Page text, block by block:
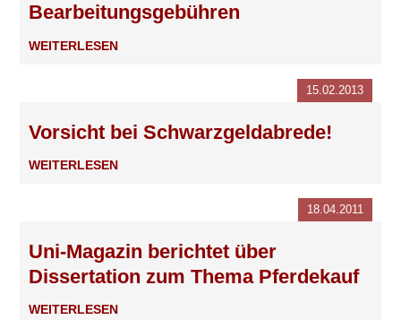
Bearbeitungsgebühren
WEITERLESEN
Vorsicht bei Schwarzgeldabrede!
15.02.2013
WEITERLESEN
Uni-Magazin berichtet über
Dissertation zum Thema Pferdekauf
18.04.2011
WEITERLESEN